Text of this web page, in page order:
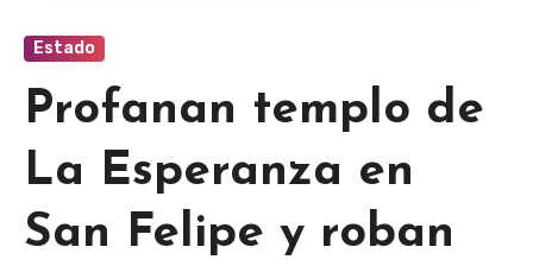
Estado
Profanan templo de
La Esperanza en
San Felipe y roban